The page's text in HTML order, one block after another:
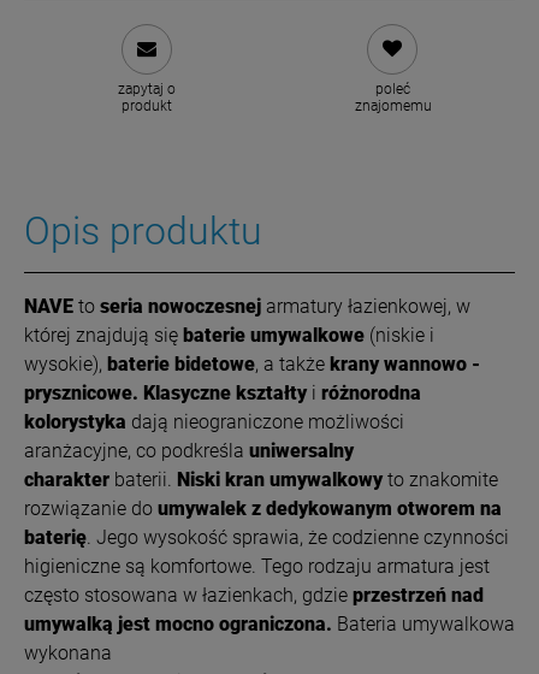
zapytaj o
produkt
poleć
znajomemu
Opis produktu
NAVE to seria nowoczesnej armatury łazienkowej, w
której znajdują się baterie umywalkowe (niskie i
wysokie), baterie bidetowe, a także krany wannowo -
prysznicowe. Klasyczne kształty i różnorodna
kolorystyka dają nieograniczone możliwości
aranżacyjne, co podkreśla uniwersalny
charakter baterii. Niski kran umywalkowy to znakomite
rozwiązanie do umywalek z dedykowanym otworem na
baterię . Jego wysokość sprawia, że codzienne czynności
higieniczne są komfortowe. Tego rodzaju armatura jest
często stosowana w łazienkach, gdzie przestrzeń nad
umywalką jest mocno ograniczona. Bateria umywalkowa
wykonana